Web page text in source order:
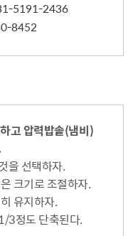
5191-2436
8452
고 압력밥솥(냄비)
을 선택하자.
크기로 조절하자.
유지하자.
3정도 단축된다.